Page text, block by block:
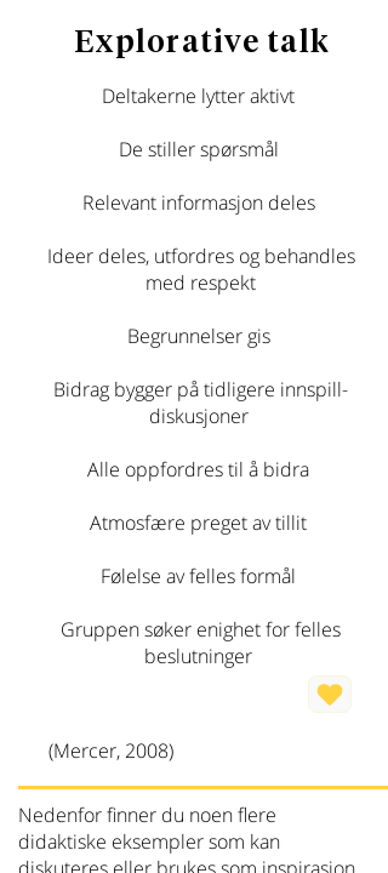
Explorative talk
Deltakerne lytter aktivt
De stiller spørsmål
Relevant informasjon deles
Ideer deles, utfordres og behandles
med respekt
Begrunnelser gis
Bidrag bygger på tidligere innspill-
diskusjoner
Alle oppfordres til å bidra
Atmosfære preget av tillit
Følelse av felles formål
Gruppen søker enighet for felles
beslutninger
(Mercer, 2008)
Nedenfor finner du noen flere
didaktiske eksempler som kan